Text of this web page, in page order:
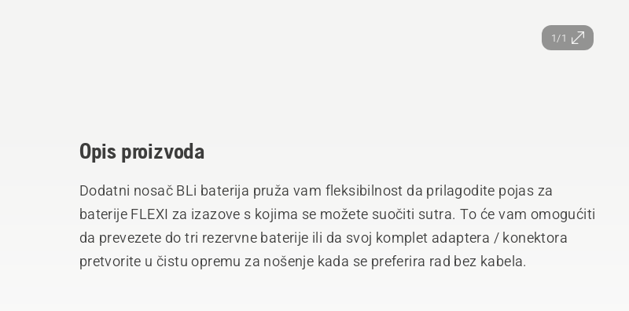
1/1
Opis proizvoda
Dodatni nosač BLi baterija pruža vam fleksibilnost da prilagodite pojas za
baterije FLEXI za izazove s kojima se možete suočiti sutra. To će vam omogućiti
da prevezete do tri rezervne baterije ili da svoj komplet adaptera / konektora
pretvorite u čistu opremu za nošenje kada se preferira rad bez kabela.